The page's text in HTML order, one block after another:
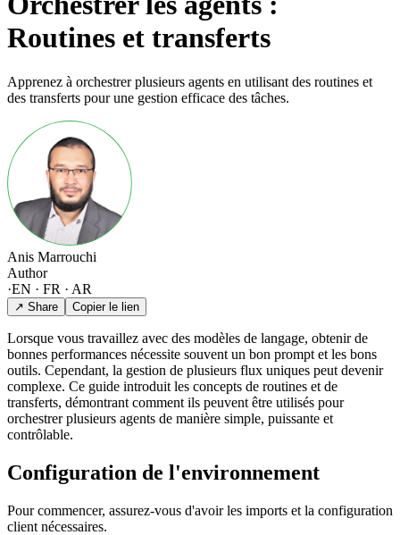
Routines et transferts
Apprenez à orchestrer plusieurs agents en utilisant des routines et
des transferts pour une gestion efficace des tâches.
Anis Marrouchi
Author
·EN · FR · AR
↗ Share Copier le lien
Lorsque vous travaillez avec des modèles de langage, obtenir de
bonnes performances nécessite souvent un bon prompt et les bons
outils. Cependant, la gestion de plusieurs flux uniques peut devenir
complexe. Ce guide introduit les concepts de routines et de
transferts, démontrant comment ils peuvent être utilisés pour
orchestrer plusieurs agents de manière simple, puissante et
contrôlable.
Configuration de l'environnement
Pour commencer, assurez-vous d'avoir les imports et la configuration
client nécessaires.